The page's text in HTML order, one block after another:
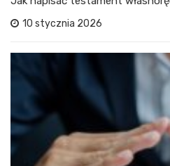
10 stycznia 2026